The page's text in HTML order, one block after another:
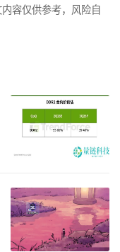
容仅供参考，风险自